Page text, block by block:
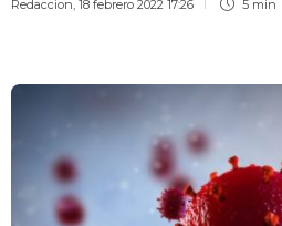
Redaccion, 18 febrero 2022 17:26 5 min